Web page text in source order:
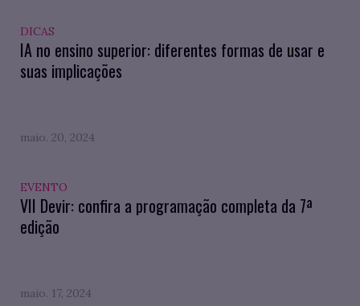
DICAS
IA no ensino superior: diferentes formas de usar e
suas implicações
maio. 20, 2024
EVENTO
VII Devir: confira a programação completa da 7ª
edição
maio. 17, 2024